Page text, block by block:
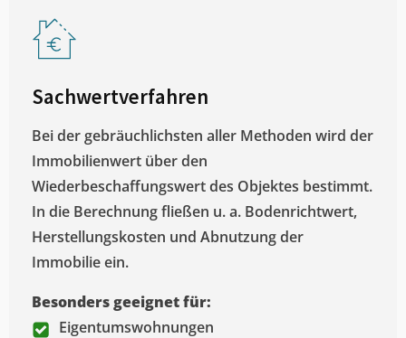
Sachwertverfahren
Bei der gebräuchlichsten aller Methoden wird der
Immobilienwert über den
Wiederbeschaffungswert des Objektes bestimmt.
In die Berechnung fließen u. a. Bodenrichtwert,
Herstellungskosten und Abnutzung der
Immobilie ein.
Besonders geeignet für:
Eigentumswohnungen